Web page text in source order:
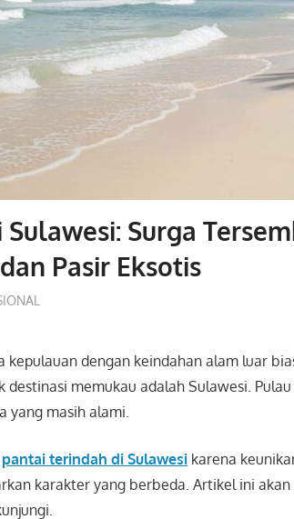
Surga
Pasir Eksotis
kepulauan dengan keindahan alam luar
destinasi memukau adalahSulawesi .
yang masih alami.
pantai terindah di Sulawesi karena
karakter yang berbeda. Artikel ini